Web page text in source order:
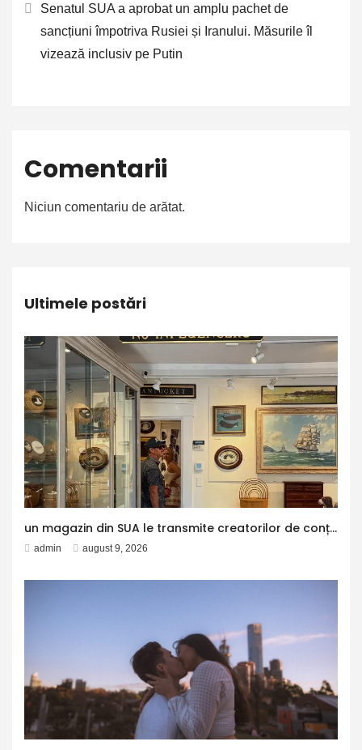
Senatul SUA a aprobat un amplu pachet de
sancțiuni împotriva Rusiei și Iranului. Măsurile îl
vizează inclusiv pe Putin
Comentarii
Niciun comentariu de arătat.
Ultimele postări
un magazin din SUA le transmite creatorilor de conținut că nu vrea să fie decor pentru social media – Aleph News
admin august 9, 2026